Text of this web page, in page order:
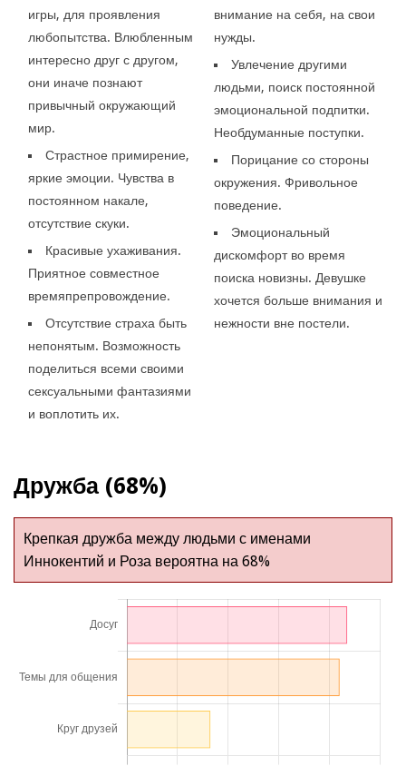
игры, для проявления
любопытства. Влюбленным
интересно друг с другом,
они иначе познают
привычный окружающий
мир.
Страстное примирение,
яркие эмоции. Чувства в
постоянном накале,
отсутствие скуки.
Красивые ухаживания.
Приятное совместное
времяпрепровождение.
Отсутствие страха быть
непонятым. Возможность
поделиться всеми своими
сексуальными фантазиями
и воплотить их.
внимание на себя, на свои
нужды.
Увлечение другими
людьми, поиск постоянной
эмоциональной подпитки.
Необдуманные поступки.
Порицание со стороны
окружения. Фривольное
поведение.
Эмоциональный
дискомфорт во время
поиска новизны. Девушке
хочется больше внимания и
нежности вне постели.
Дружба (68%)
Крепкая дружба между людьми с именами
Иннокентий и Роза вероятна на 68%